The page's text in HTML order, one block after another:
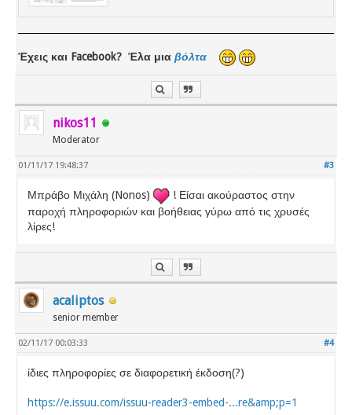
Έχεις και Facebook? Έλα μια βόλτα
nikos11
Moderator
#3
01/11/17 19:48:37
Μπράβο Μιχάλη (Nonos)
! Είσαι ακούραστος στην
παροχή πληροφοριών και βοήθειας γύρω από τις χρυσές
λίρες!
acaliptos
senior member
#4
02/11/17 00:03:33
ίδιες πληροφορίες σε διαφορετική έκδοση(?)
https://e.issuu.com/issuu-reader3-embed-...re&amp;p=1